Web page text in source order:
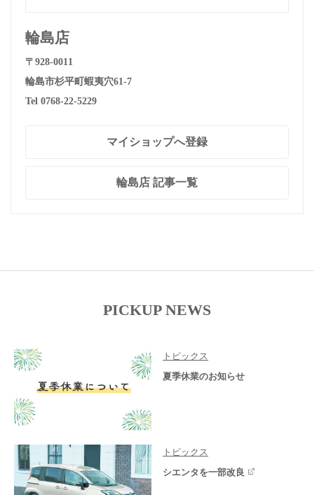
輪島店
〒928-0011
輪島市杉平町蝦夷穴61-7
Tel 0768-22-5229
マイショップへ登録
輪島店 記事一覧
PICKUP NEWS
トピックス
夏季休業のお知らせ
トピックス
シエンタを一部改良